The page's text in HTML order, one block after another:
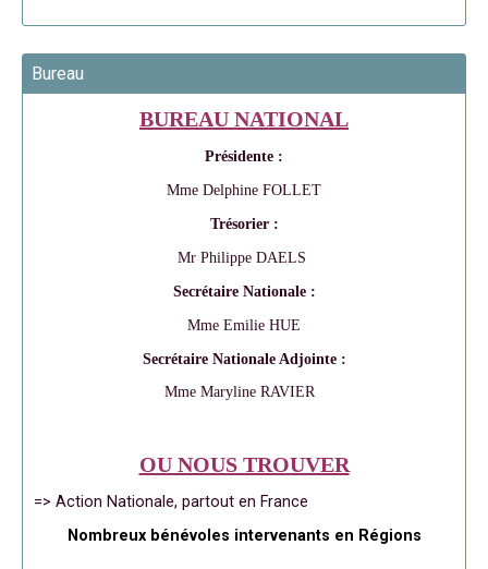
Bureau
BUREAU NATIONAL
Présidente :
Mme Delphine FOLLET
Trésorier :
Mr Philippe DAELS
Secrétaire Nationale :
Mme Emilie HUE
Secrétaire Nationale Adjointe :
Mme Maryline RAVIER
OU NOUS TROUVER
=> Action Nationale, partout en France
Nombreux bénévoles intervenants en Régions